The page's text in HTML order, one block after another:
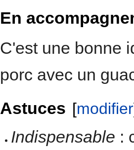
En
C'est une bonne
porc avec un
Astuces [modifier
Indispensable :